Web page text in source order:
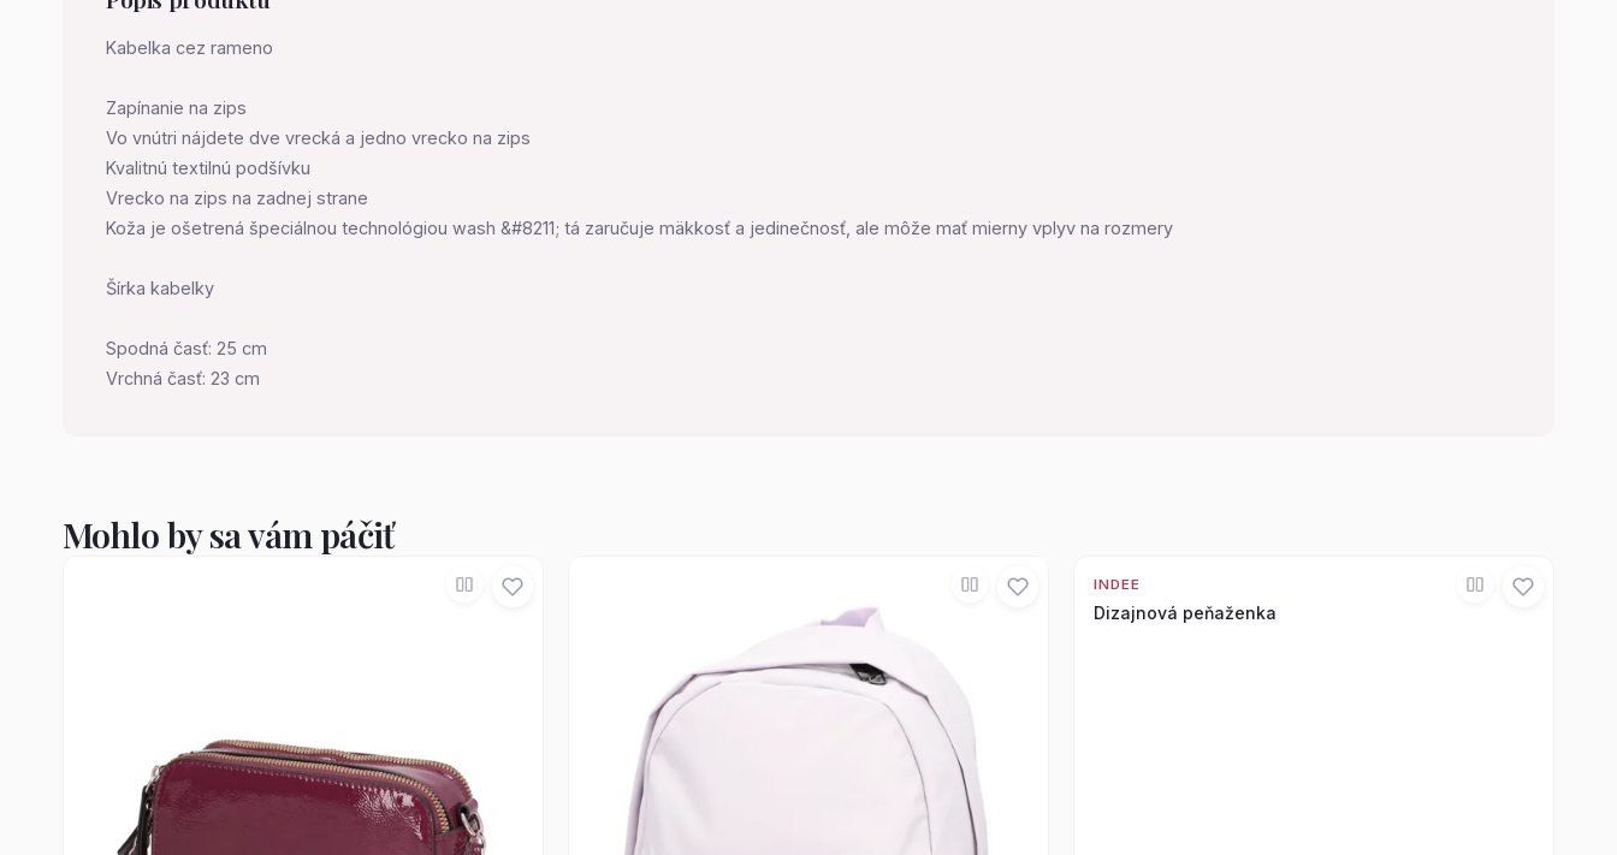
Kabelka cez rameno
Zapínanie na zips
Vo vnútri nájdete dve vrecká a jedno vrecko na zips
Kvalitnú textilnú podšívku
Vrecko na zips na zadnej strane
Koža je ošetrená špeciálnou technológiou wash &#8211; tá zaručuje mäkkosť a jedinečnosť, ale môže mať mierny vplyv na rozmery
Šírka kabelky
Spodná časť: 25 cm
Vrchná časť: 23 cm
Mohlo by sa vám páčiť
INDEE
Dizajnová peňaženka